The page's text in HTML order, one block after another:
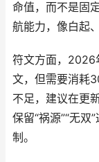
命值，而不是固
航能力，像白起
符文方面，2026
文，但需要消耗
不足，建议在更
保留“祸源”“无
制。